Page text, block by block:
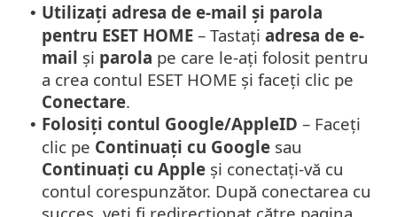
• Utilizați adresa de e-mail și parola
pentru ESET HOME – Tastați adresa de e-
mail și parola pe care le-ați folosit pentru
a crea contul ESET HOME și faceți clic pe
Conectare.
• Folosiți contul Google/AppleID – Faceți
clic pe Continuați cu Google sau
Continuați cu Apple și conectați-vă cu
contul corespunzător. După conectarea cu